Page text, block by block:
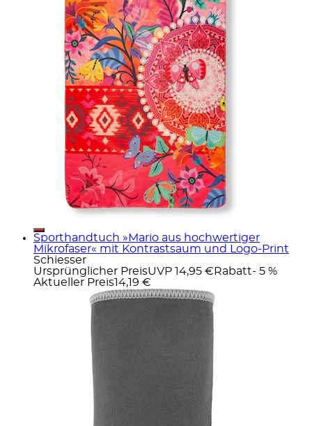
Sporthandtuch »Mario aus hochwertiger
Mikrofaser« mit Kontrastsaum und Logo-Print
Schiesser
Ursprünglicher PreisUVP 14,95 € Rabatt- 5 %
Aktueller Preis14,19 €